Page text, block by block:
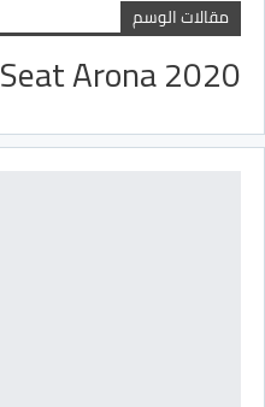
مقالات الوسم
Seat Arona 2020